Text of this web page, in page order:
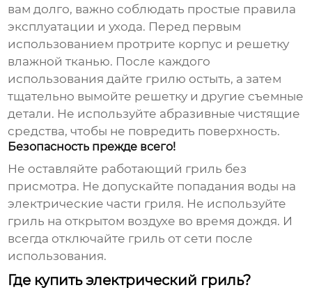
вам долго, важно соблюдать простые правила
эксплуатации и ухода. Перед первым
использованием протрите корпус и решетку
влажной тканью. После каждого
использования дайте грилю остыть, а затем
тщательно вымойте решетку и другие съемные
детали. Не используйте абразивные чистящие
средства, чтобы не повредить поверхность.
Безопасность прежде всего!
Не оставляйте работающий гриль без
присмотра. Не допускайте попадания воды на
электрические части гриля. Не используйте
гриль на открытом воздухе во время дождя. И
всегда отключайте гриль от сети после
использования.
Где купить электрический гриль?